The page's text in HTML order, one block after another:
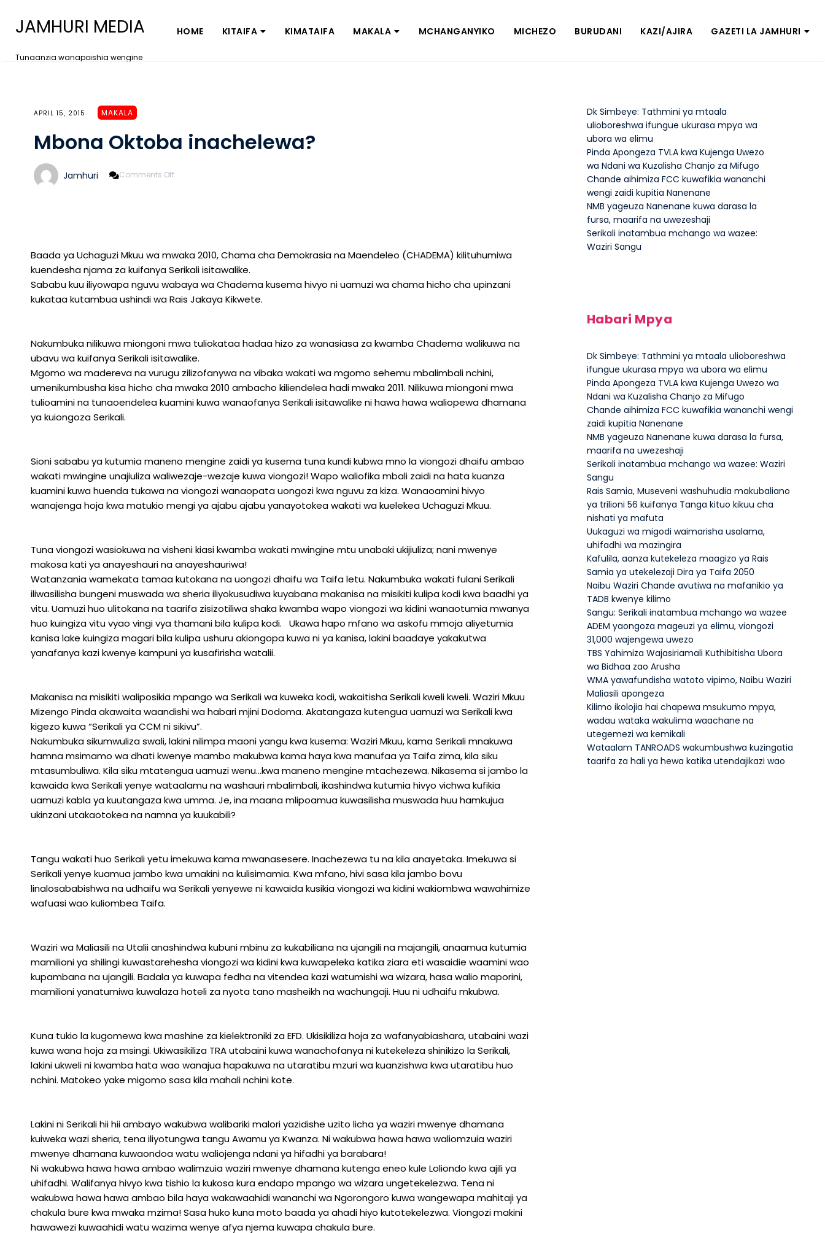
JAMHURI MEDIA
Tunaanzia wanapoishia wengine
HOME KITAIFA KIMATAIFA MAKALA MCHANGANYIKO MICHEZO BURUDANI KAZI/AJIRA GAZETI LA JAMHURI
APRIL 15, 2015 MAKALA
Mbona Oktoba inachelewa?
Jamhuri Comments Off
Baada ya Uchaguzi Mkuu wa mwaka 2010, Chama cha Demokrasia na Maendeleo (CHADEMA) kilituhumiwa
kuendesha njama za kuifanya Serikali isitawalike.
Sababu kuu iliyowapa nguvu wabaya wa Chadema kusema hivyo ni uamuzi wa chama hicho cha upinzani
kukataa kutambua ushindi wa Rais Jakaya Kikwete.
Nakumbuka nilikuwa miongoni mwa tuliokataa hadaa hizo za wanasiasa za kwamba Chadema walikuwa na
ubavu wa kuifanya Serikali isitawalike.
Mgomo wa madereva na vurugu zilizofanywa na vibaka wakati wa mgomo sehemu mbalimbali nchini,
umenikumbusha kisa hicho cha mwaka 2010 ambacho kiliendelea hadi mwaka 2011. Nilikuwa miongoni mwa
tulioamini na tunaoendelea kuamini kuwa wanaofanya Serikali isitawalike ni hawa hawa waliopewa dhamana
ya kuiongoza Serikali.
Sioni sababu ya kutumia maneno mengine zaidi ya kusema tuna kundi kubwa mno la viongozi dhaifu ambao
wakati mwingine unajiuliza waliwezaje-wezaje kuwa viongozi! Wapo waliofika mbali zaidi na hata kuanza
kuamini kuwa huenda tukawa na viongozi wanaopata uongozi kwa nguvu za kiza. Wanaoamini hivyo
wanajenga hoja kwa matukio mengi ya ajabu ajabu yanayotokea wakati wa kuelekea Uchaguzi Mkuu.
Tuna viongozi wasiokuwa na visheni kiasi kwamba wakati mwingine mtu unabaki ukijiuliza; nani mwenye
makosa kati ya anayeshauri na anayeshauriwa!
Watanzania wamekata tamaa kutokana na uongozi dhaifu wa Taifa letu. Nakumbuka wakati fulani Serikali
iliwasilisha bungeni muswada wa sheria iliyokusudiwa kuyabana makanisa na misikiti kulipa kodi kwa baadhi ya
vitu. Uamuzi huo ulitokana na taarifa zisizotiliwa shaka kwamba wapo viongozi wa kidini wanaotumia mwanya
huo kuingiza vitu vyao vingi vya thamani bila kulipa kodi. Ukawa hapo mfano wa askofu mmoja aliyetumia
kanisa lake kuingiza magari bila kulipa ushuru akiongopa kuwa ni ya kanisa, lakini baadaye yakakutwa
yanafanya kazi kwenye kampuni ya kusafirisha watalii.
Makanisa na misikiti waliposikia mpango wa Serikali wa kuweka kodi, wakaitisha Serikali kweli kweli. Waziri Mkuu
Mizengo Pinda akawaita waandishi wa habari mjini Dodoma. Akatangaza kutengua uamuzi wa Serikali kwa
kigezo kuwa “Serikali ya CCM ni sikivu”.
Nakumbuka sikumwuliza swali, lakini nilimpa maoni yangu kwa kusema: Waziri Mkuu, kama Serikali mnakuwa
hamna msimamo wa dhati kwenye mambo makubwa kama haya kwa manufaa ya Taifa zima, kila siku
mtasumbuliwa. Kila siku mtatengua uamuzi wenu…kwa maneno mengine mtachezewa. Nikasema si jambo la
kawaida kwa Serikali yenye wataalamu na washauri mbalimbali, ikashindwa kutumia hivyo vichwa kufikia
uamuzi kabla ya kuutangaza kwa umma. Je, ina maana mlipoamua kuwasilisha muswada huu hamkujua
ukinzani utakaotokea na namna ya kuukabili?
Tangu wakati huo Serikali yetu imekuwa kama mwanasesere. Inachezewa tu na kila anayetaka. Imekuwa si
Serikali yenye kuamua jambo kwa umakini na kulisimamia. Kwa mfano, hivi sasa kila jambo bovu
linalosababishwa na udhaifu wa Serikali yenyewe ni kawaida kusikia viongozi wa kidini wakiombwa wawahimize
wafuasi wao kuliombea Taifa.
Waziri wa Maliasili na Utalii anashindwa kubuni mbinu za kukabiliana na ujangili na majangili, anaamua kutumia
mamilioni ya shilingi kuwastarehesha viongozi wa kidini kwa kuwapeleka katika ziara eti wasaidie waamini wao
kupambana na ujangili. Badala ya kuwapa fedha na vitendea kazi watumishi wa wizara, hasa walio maporini,
mamilioni yanatumiwa kuwalaza hoteli za nyota tano masheikh na wachungaji. Huu ni udhaifu mkubwa.
Kuna tukio la kugomewa kwa mashine za kielektroniki za EFD. Ukisikiliza hoja za wafanyabiashara, utabaini wazi
kuwa wana hoja za msingi. Ukiwasikiliza TRA utabaini kuwa wanachofanya ni kutekeleza shinikizo la Serikali,
lakini ukweli ni kwamba hata wao wanajua hapakuwa na utaratibu mzuri wa kuanzishwa kwa utaratibu huo
nchini. Matokeo yake migomo sasa kila mahali nchini kote.
Lakini ni Serikali hii hii ambayo wakubwa walibariki malori yazidishe uzito licha ya waziri mwenye dhamana
kuiweka wazi sheria, tena iliyotungwa tangu Awamu ya Kwanza. Ni wakubwa hawa hawa waliomzuia waziri
mwenye dhamana kuwaondoa watu waliojenga ndani ya hifadhi ya barabara!
Ni wakubwa hawa hawa ambao walimzuia waziri mwenye dhamana kutenga eneo kule Loliondo kwa ajili ya
uhifadhi. Walifanya hivyo kwa tishio la kukosa kura endapo mpango wa wizara ungetekelezwa. Tena ni
wakubwa hawa hawa ambao bila haya wakawaahidi wananchi wa Ngorongoro kuwa wangewapa mahitaji ya
chakula bure kwa mwaka mzima! Sasa huko kuna moto baada ya ahadi hiyo kutotekelezwa. Viongozi makini
hawawezi kuwaahidi watu wazima wenye afya njema kuwapa chakula bure.
Dk Simbeye: Tathmini ya mtaala
ulioboreshwa ifungue ukurasa mpya wa
ubora wa elimu
Pinda Apongeza TVLA kwa Kujenga Uwezo
wa Ndani wa Kuzalisha Chanjo za Mifugo
Chande aihimiza FCC kuwafikia wananchi
wengi zaidi kupitia Nanenane
NMB yageuza Nanenane kuwa darasa la
fursa, maarifa na uwezeshaji
Serikali inatambua mchango wa wazee:
Waziri Sangu
Habari Mpya
Dk Simbeye: Tathmini ya mtaala ulioboreshwa
ifungue ukurasa mpya wa ubora wa elimu
Pinda Apongeza TVLA kwa Kujenga Uwezo wa
Ndani wa Kuzalisha Chanjo za Mifugo
Chande aihimiza FCC kuwafikia wananchi wengi
zaidi kupitia Nanenane
NMB yageuza Nanenane kuwa darasa la fursa,
maarifa na uwezeshaji
Serikali inatambua mchango wa wazee: Waziri
Sangu
Rais Samia, Museveni washuhudia makubaliano
ya trilioni 56 kuifanya Tanga kituo kikuu cha
nishati ya mafuta
Uukaguzi wa migodi waimarisha usalama,
uhifadhi wa mazingira
Kafulila, aanza kutekeleza maagizo ya Rais
Samia ya utekelezaji Dira ya Taifa 2050
Naibu Waziri Chande avutiwa na mafanikio ya
TADB kwenye kilimo
Sangu: Serikali inatambua mchango wa wazee
ADEM yaongoza mageuzi ya elimu, viongozi
31,000 wajengewa uwezo
TBS Yahimiza Wajasiriamali Kuthibitisha Ubora
wa Bidhaa zao Arusha
WMA yawafundisha watoto vipimo, Naibu Waziri
Maliasili apongeza
Kilimo ikolojia hai chapewa msukumo mpya,
wadau wataka wakulima waachane na
utegemezi wa kemikali
Wataalam TANROADS wakumbushwa kuzingatia
taarifa za hali ya hewa katika utendajikazi wao